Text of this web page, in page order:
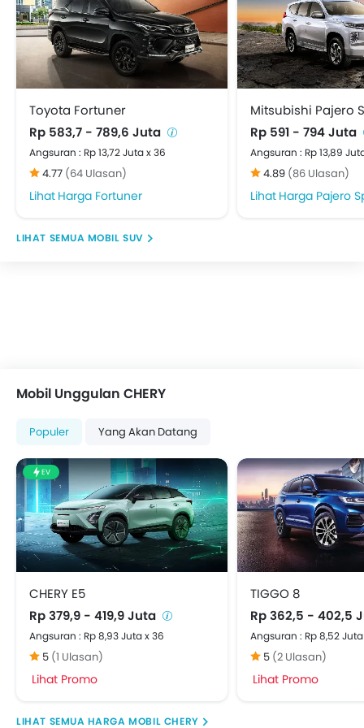
Headrest Kursi Belakang
Arm Rest Belakang Tengah
Pengaturan Posisi Stir
Perintah Suara
Cup Holder - depan
Vanity Mirror
Anti Lock Braking System
Sensor Parkir
Automatic Head Lamps
Child Safety Locks
Crash Sensor
Pelindung Benturan Samping
Pelindung Benturan Depan
Spion Tengah Lipat
Engine Immobilizer
Tanki Bahan Bakar Diletakkan di Tengah
Kontrol Traksi
Adjustable Headlights
Spion Lipat Elektrik
Defogger Kaca Belakang
Velg alloy
Antena Terpadu
Lampu sein kaca Spion Luar
Pemanas
Toyota Fortuner
Rp 583,7 - 789,6 Juta
Angsuran : Rp 13,72 Juta x 36
4.77 (64 Ulasan)
Harga Fortuner
Mitsubishi Pajero
Rp 591 - 794 Juta
Angsuran : Rp 13,89
4.89 (86 Ulasan)
Harga Pajero
MOBIL SUV
Mobil Unggulan CHERY
Populer Yang Akan Datang
EV
CHERY E5
Rp 379,9 - 419,9 Juta
Angsuran : Rp 8,93 Juta x 36
5 (1 Ulasan)
Lihat Promo
TIGGO 8
Rp 362,5 - 402,5
Angsuran : Rp 8,52
5 (2 Ulasan)
Lihat Promo
HARGA MOBIL CHERY